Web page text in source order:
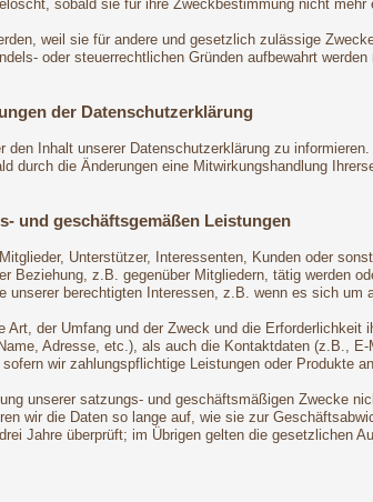
sobald sie für ihre Zweckbestimmung nicht
weil sie für andere und gesetzlich zulässige
oder steuerrechtlichen Gründen aufbewahrt werden
der Datenschutzerklärung
Inhalt unserer Datenschutzerklärung zu
durch die Änderungen eine Mitwirkungshandlung
und geschäftsgemäßen Leistungen
Unterstützer, Interessenten, Kunden oder
Beziehung, z.B. gegenüber Mitgliedern, tätig werden
unserer berechtigten Interessen, z.B. wenn es sich um
Art, der Umfang und der Zweck und die
Adresse, etc.), als auch die Kontaktdaten (z.B.,
wir zahlungspflichtige Leistungen oder Produkte
unserer satzungs- und geschäftsmäßigen Zwecke
wir die Daten so lange auf, wie sie zur
Jahre überprüft; im Übrigen gelten die gesetzlichen